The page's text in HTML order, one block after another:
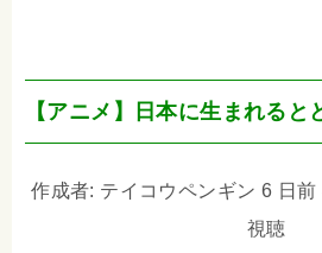
【アニメ】日本に生まれると
作成者: テイコウペンギン 6 日
視聴